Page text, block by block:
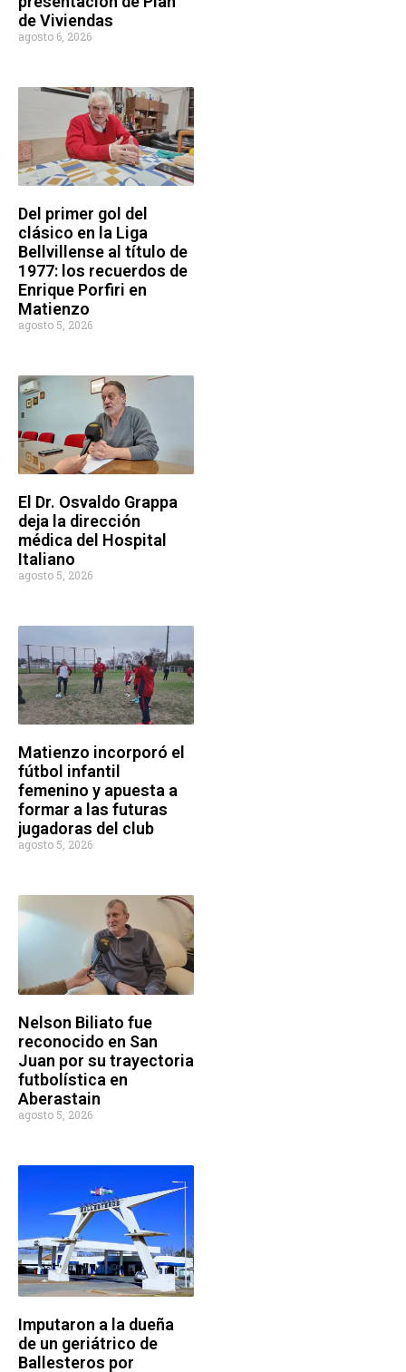
de Viviendas
agosto 6, 2026
Del primer gol del
clásico en la Liga
Bellvillense al título de
1977: los recuerdos de
Enrique Porfiri en
Matienzo
agosto 5, 2026
El Dr. Osvaldo Grappa
deja la dirección
médica del Hospital
Italiano
agosto 5, 2026
Matienzo incorporó el
fútbol infantil
femenino y apuesta a
formar a las futuras
jugadoras del club
agosto 5, 2026
Nelson Biliato fue
reconocido en San
Juan por su trayectoria
futbolística en
Aberastain
agosto 5, 2026
Imputaron a la dueña
de un geriátrico de
Ballesteros por